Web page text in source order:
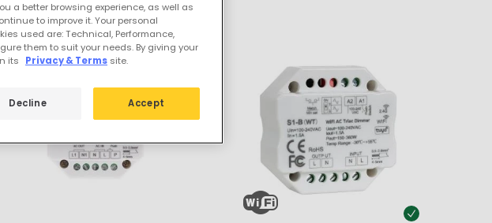
a better browsing experience, as well as
to improve it. Your personal
used are: Technical, Performance,
them to suit your needs. By giving your
its
Privacy & Terms site.
Decline Accept